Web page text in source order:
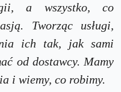
a wszystko, co
Tworząc usługi,
ich tak, jak sami
od dostawcy. Mamy
i wiemy, co robimy.